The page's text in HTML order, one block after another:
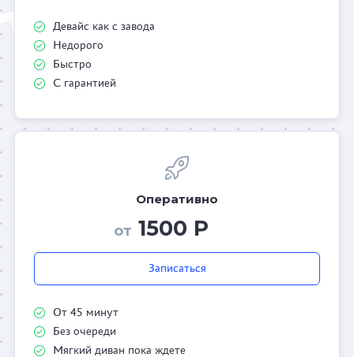
Девайс как с завода
Недорого
Быстро
С гарантией
Оперативно
от 1500 Р
Записаться
От 45 минут
Без очереди
Мягкий диван пока ждете